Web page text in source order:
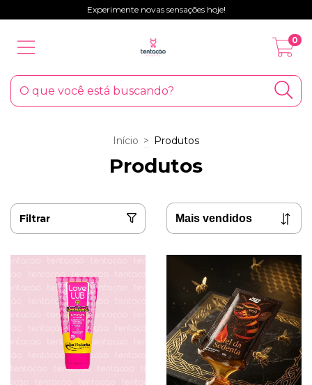
Experimente novas sensações hoje!
0
Início > Produtos
Produtos
Filtrar